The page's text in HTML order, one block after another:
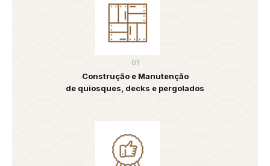
01
Construção e Manutenção
de quiosques, decks e pergolados